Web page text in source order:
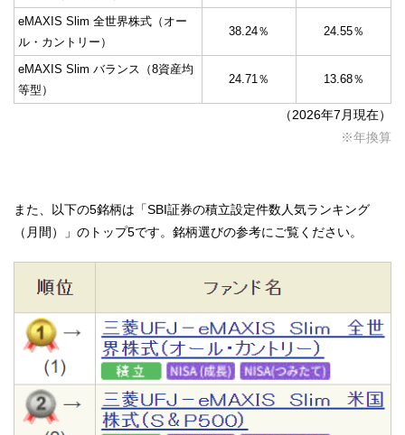
eMAXIS Slim 全世界株式（オー
ル・カントリー）
38.24％ 24.55％
eMAXIS Slim バランス（8資産均
等型）
24.71％ 13.68％
（2026年7月現在）
※年換算
また、以下の5銘柄は「SBI証券の積立設定件数人気ランキング
（月間）」のトップ5です。銘柄選びの参考にご覧ください。